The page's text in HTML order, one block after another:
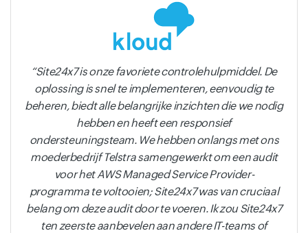
Site24x7 is onze favoriete controlehulpmiddel. De
oplossing is snel te implementeren, eenvoudig te
beheren, biedt alle belangrijke inzichten die we nodig
hebben en heeft een responsief
ondersteuningsteam. We hebben onlangs met ons
moederbedrijf Telstra samengewerkt om een audit
voor het AWS Managed Service Provider-
programma te voltooien; Site24x7 was van cruciaal
belang om deze audit door te voeren. Ik zou Site24x7
ten zeerste aanbevelen aan andere IT-teams of